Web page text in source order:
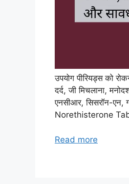
उपयोग पीरियड्स को
दर्द, जी मिचलाना,
एनसीआर, सिसरॉन-एन,
Norethisterone
Read more